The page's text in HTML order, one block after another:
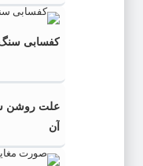
کفسابی سنگ
علت روشن
آن